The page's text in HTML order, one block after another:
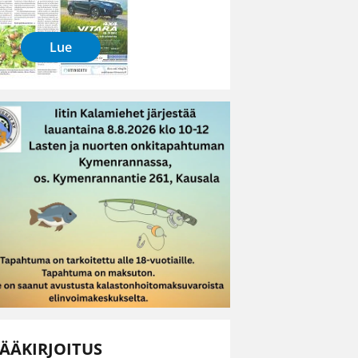
Lue